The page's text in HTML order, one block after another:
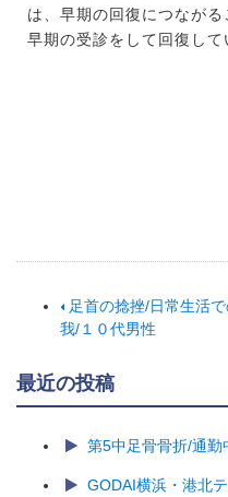
は、早期の回復につなが
早期の受診をして回復して
足首の捻挫/日常生活
我/１０代男性
最近の投稿
第5中足骨骨折/通勤
GODAI横浜・港北